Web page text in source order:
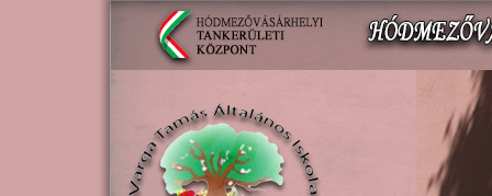
Ugrás a tartalomra